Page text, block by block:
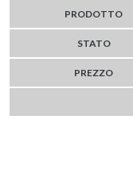
PRODOTTO
STATO
PREZZO